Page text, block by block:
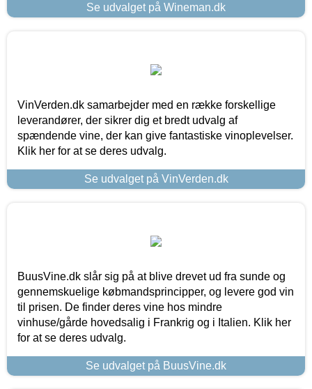
Se udvalget på Wineman.dk
VinVerden.dk samarbejder med en række forskellige
leverandører, der sikrer dig et bredt udvalg af
spændende vine, der kan give fantastiske vinoplevelser.
Klik her for at se deres udvalg.
Se udvalget på VinVerden.dk
BuusVine.dk slår sig på at blive drevet ud fra sunde og
gennemskuelige købmandsprincipper, og levere god vin
til prisen. De finder deres vine hos mindre
vinhuse/gårde hovedsalig i Frankrig og i Italien. Klik her
for at se deres udvalg.
Se udvalget på BuusVine.dk